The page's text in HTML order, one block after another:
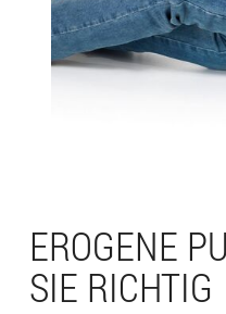
EROGENE
SIE RICHTIG